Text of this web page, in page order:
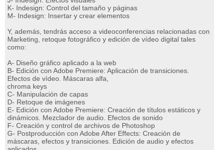
K- Indesign: Control del tamaño y páginas
M- Indesign: Insertar y crear elementos
Y, además, tendrás acceso a videoconferencias relacionadas con
Marketing, retoque fotográfico y edición de vídeo digital tales
como:
A- Diseño gráfico aplicado a la web
B- Edición con Adobe Premiere: Aplicación de transiciones.
Efectos de vídeo. Máscaras alfa,
chroma keys
C- Manipulación de capas
D- Retoque de imágenes
E- Edición con Adobe Premiere: Creación de títulos estáticos y
dinámicos. Mezclador de audio. Efectos de sonido
F- Creación y control de archivos de Photoshop
G- Postproducción con Adobe After Effects: Creación de
máscaras, efectos y transiciones. Edición de audio y efectos